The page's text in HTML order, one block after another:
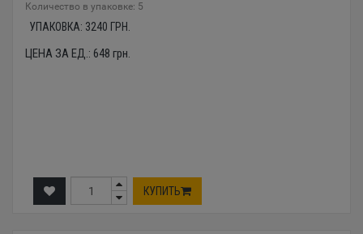
Количество в упаковке: 5
УПАКОВКА: 3240 ГРН.
ЦЕНА ЗА ЕД.: 648 грн.
КУПИТЬ